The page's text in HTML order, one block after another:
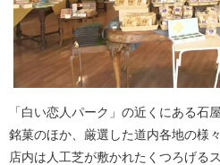
「白い恋人パーク」の近くにある石
銘菓のほか、厳選した道内各地の様
店内は人工芝が敷かれたくつろげる